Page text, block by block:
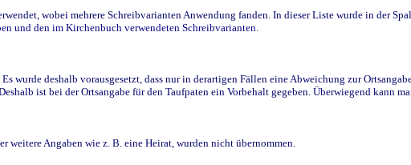
wobei mehrere Schreibvarianten Anwendung fanden. In dieser Liste wurde in der
und den im Kirchenbuch verwendeten Schreibvarianten.
wurde deshalb vorausgesetzt, dass nur in derartigen Fällen eine Abweichung zur
ist bei der Ortsangabe für den Taufpaten ein Vorbehalt gegeben. Überwiegend kann
Angaben wie z. B. eine Heirat, wurden nicht übernommen.